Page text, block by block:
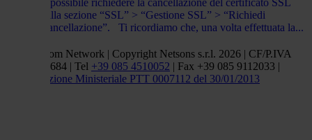
È possibile richiedere la cancellazione del certificato SSL
dalla sezione “SSL” > “Gestione SSL” > “Richiedi
Cancellazione”. Ti ricordiamo che, una volta effettuata la...
Netsons.com Network | Copyright Netsons s.r.l. 2026 | CF/P.IVA
01838660684 | Tel +39 085 4510052 | Fax +39 085 9112033 |
Autorizzazione Ministeriale PTT 0007112 del 30/01/2013